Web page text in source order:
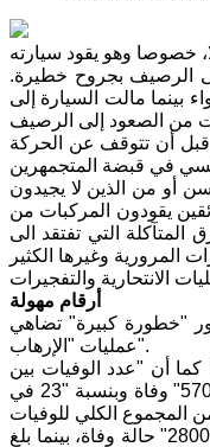
خصوصا وهو يقود سيارته
الرصيف بجروح خطيرة.
بينما مالت السيارة إلى
أن تتوقف عن الحركة
أو من الذين لا يجيدون
يقودون المركبات من
التي تفتقد الى
أرقام مهولة
مرورية خلال 2015، فيما عدّت حوادث المرور "خطورة كبيرة" تضاهي
عمليات "الإرهاب".
المسجلة في عام 2015 بالمقارنة مع عام 2014 بلغت "24في المائة"! كما أن "عدد الوفيات بين
الذكور من جراء الحوادث المرورية بلغ نحو الفي وفاة أي ما نسبته 77 في المائة، فيما كان عدد الوفيات بين الاناث اكثر من "570" وفاة وبنسبة "23 في
ويبدو أن هذه النسبة تعد منخفضة بنسبة "9 في المائة بالمقارنة مع عام 2014 فقد وصل عدد الوفيات في ذلك العام الى نحو "2800" حالة وفاة، بينما بلغ